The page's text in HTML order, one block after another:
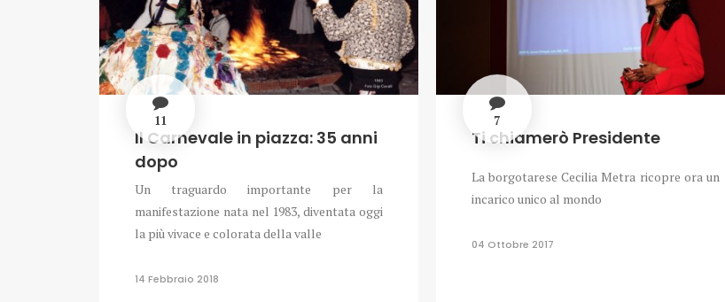
11
Il Carnevale in piazza: 35 anni
dopo
Un traguardo importante per la
manifestazione nata nel 1983, diventata oggi
la più vivace e colorata della valle
14 Febbraio 2018
7
Ti chiamerò Presidente
La borgotarese Cecilia Metra ricopre ora un
incarico unico al mondo
04 Ottobre 2017